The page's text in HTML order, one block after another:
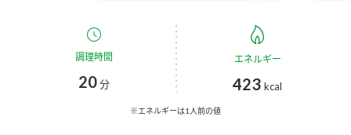
スープ 中華
お酢ドリンク
企業理念
ミツカンの歴史
ミツカンを知る
環境への取り組み
調理時間
20分
エネルギー
423 kcal
※エネルギーは1人前の値